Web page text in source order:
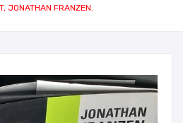
JONATHAN FRANZEN.